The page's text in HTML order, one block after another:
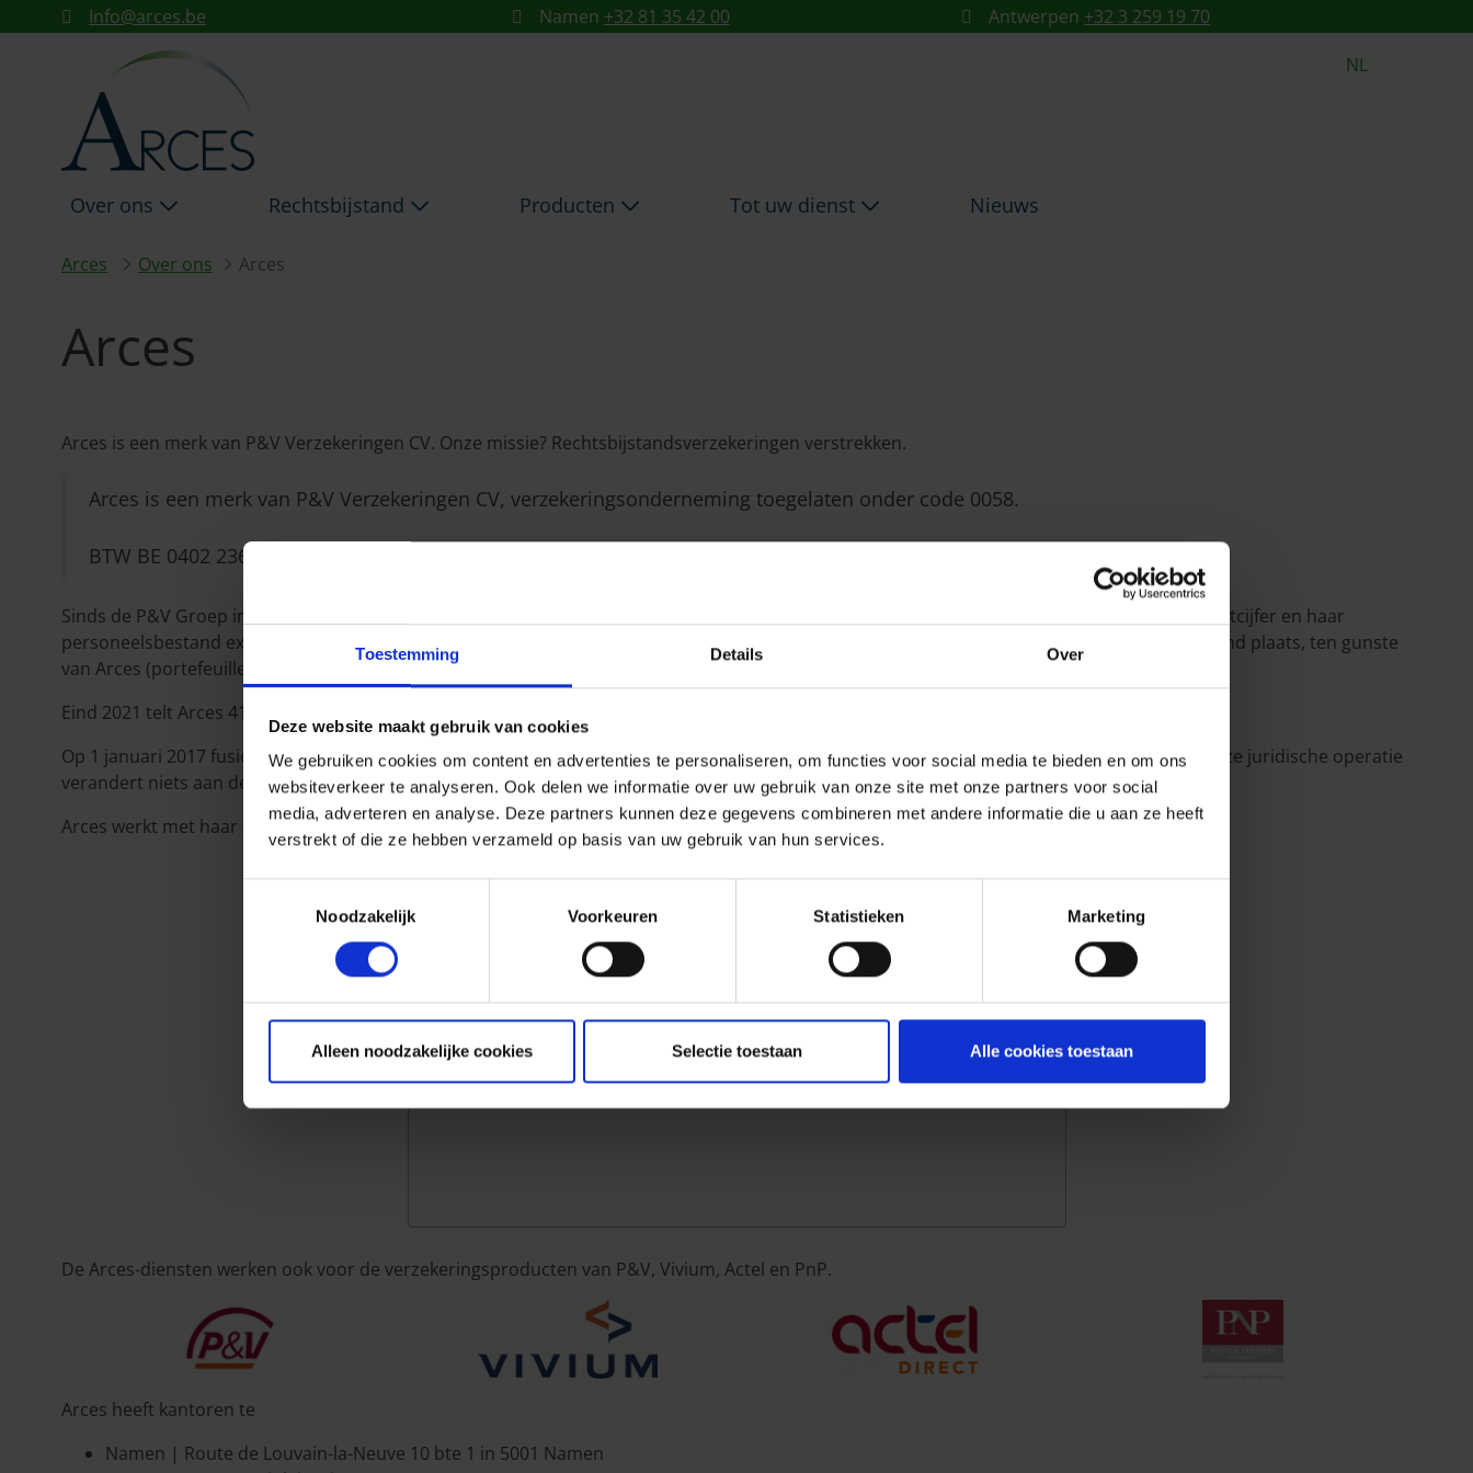
Toestemming Details Over
Deze website maakt gebruik van cookies
We gebruiken cookies om content en advertenties te personaliseren, om functies voor social media te bieden en om ons
websiteverkeer te analyseren. Ook delen we informatie over uw gebruik van onze site met onze partners voor social
media, adverteren en analyse. Deze partners kunnen deze gegevens combineren met andere informatie die u aan ze heeft
verstrekt of die ze hebben verzameld op basis van uw gebruik van hun services.
Noodzakelijk
Voorkeuren Statistieken Marketing
Alleen noodzakelijke cookies Selectie toestaan Alle cookies toestaan
Skip to Main Content
ARCES - ARCES
Info@arces.be Namen +32 81 35 42 00 Antwerpen +32 3 259 19 70
NL
Over ons Rechtsbijstand Producten Tot uw dienst Nieuws
Arces Over ons Arces
Arces
Arces is een merk van P&V Verzekeringen CV. Onze missie? Rechtsbijstandsverzekeringen verstrekken.
Arces is een merk van P&V Verzekeringen CV, verzekeringsonderneming toegelaten onder code 0058.
BTW BE 0402 236 531 – RPR Brussel
Sinds de P&V Groep in 2004 in het kapitaal van de maatschappij participeert, zag Arces niet alleen haar polisportefeuille, maar ook haar omzetcijfer en haar
personeelsbestand exponentieel groeien. Sinds 2006 vonden immers achtereenvolgens verschillende portefeuilletransfers i.v.m. rechtsbijstand plaats, ten gunste
van Arces (portefeuilles CIVIS, Actel, ING, Legibel en PnP).
Eind 2021 telt Arces 41 medewerkers en een portefeuille van 726.000 polissen en beheert de maatschappij meer dan 27.000 schadegevallen.
Op 1 januari 2017 fusioneert Arces met de P&V Groep. Hierdoor wordt Arces het exclusieve 'merk' voor rechtsbijstand van de P&V Groep. Deze juridische operatie
verandert niets aan de werkwijze van Arces, noch op het vlak van personeel of organisatie.
Arces werkt met haar eigen productielijn, RB Stand Alone, die via haar netwerk van makelaars en adviseurs op de markt wordt gebracht.
Om deze video te bekijken moet umarketing-cookies aanvaarden .
De Arces-diensten werken ook voor de verzekeringsproducten van P&V, Vivium, Actel en PnP.
Arces heeft kantoren te
Namen | Route de Louvain-la-Neuve 10 bte 1 in 5001 Namen